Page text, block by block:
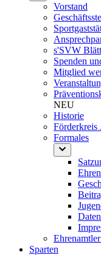
Vorstand
s'SVW
Spenden
Mitglied
NEU
Historie
Förderkreis
Formales
Sparten